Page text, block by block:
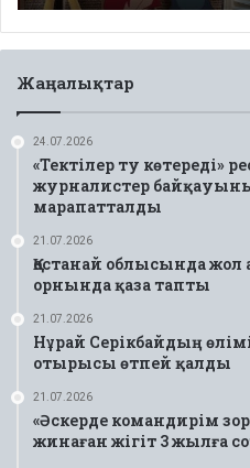
Жаңалықтар
24.07.2026
«Тектілер ту көтереді»
журналистер
марапатталды
21.07.2026
Қостанай облысында жол
орнында қаза тапты
21.07.2026
Нұрай Серікбайдың
отырысы өтпей қалды
21.07.2026
«Әскерде командирім
жинаған жігіт 3 жылға